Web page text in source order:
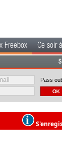
Freebox Ce soir
Pass